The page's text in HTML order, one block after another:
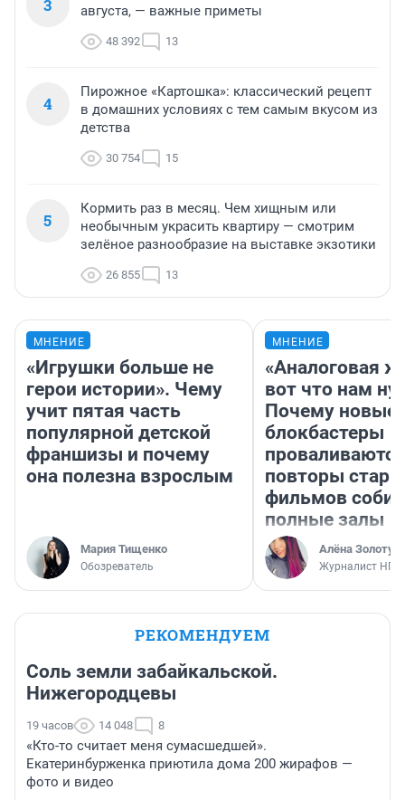
3
августа, — важные приметы
48 392 13
4
Пирожное «Картошка»: классический рецепт
в домашних условиях с тем самым вкусом из
детства
30 754 15
5
Кормить раз в месяц. Чем хищным или
необычным украсить квартиру — смотрим
зелёное разнообразие на выставке экзотики
26 855 13
МНЕНИЕ
«Игрушки больше не
герои истории». Чему
учит пятая часть
популярной детской
франшизы и почему
она полезна взрослым
Мария Тищенко
Обозреватель
МНЕНИЕ
«Аналоговая
вот что нам
Почему новые
блокбастеры
повторы
фильмов
полные залы
Алёна
Журналист НГС
РЕКОМЕНДУЕМ
Соль земли забайкальской.
Нижегородцевы
19 часов 14 048 8
«Кто-то считает меня сумасшедшей».
Екатеринбурженка приютила дома 200 жирафов —
фото и видео